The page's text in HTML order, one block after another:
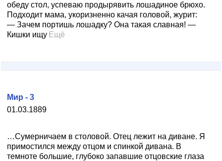
обеду стол, успеваю продырявить лошадиное брюхо.
Подходит мама, укоризненно качая головой, журит:
— Зачем портишь лошадку? Она такая славная! —
Кишки ищу Ещё
01.03.1889
Мир - 3
…Сумерничаем в столовой. Отец лежит на диване. Я
примостился между отцом и спинкой дивана. В
темноте большие, глубоко запавшие отцовские глаза